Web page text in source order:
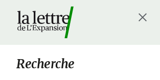
Recherche